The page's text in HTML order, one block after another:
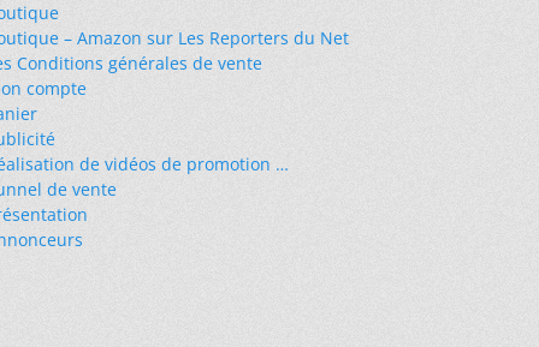
– Amazon sur Les Reporters du Net
Conditions générales de vente
compte
de vidéos de promotion …
de vente